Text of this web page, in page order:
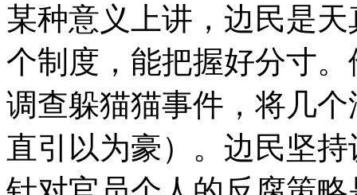
某种意义上讲，边民是
个制度，能把握好分寸
调查躲猫猫事件，将几
直引以为豪）。边民坚